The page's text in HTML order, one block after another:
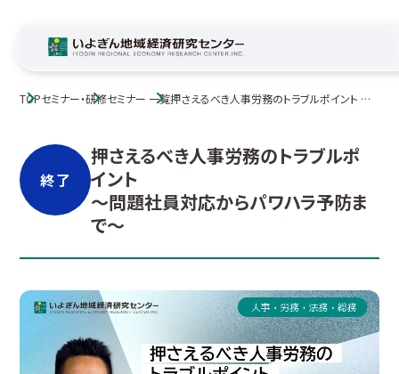
TOPセミナー・研修セミナー 一覧押さえるべき人事労務のトラブルポイント ～
問題社員対応からパワハラ予防まで～
終了
押さえるべき人事労務のトラブルポ
イント
～問題社員対応からパワハラ予防ま
で～